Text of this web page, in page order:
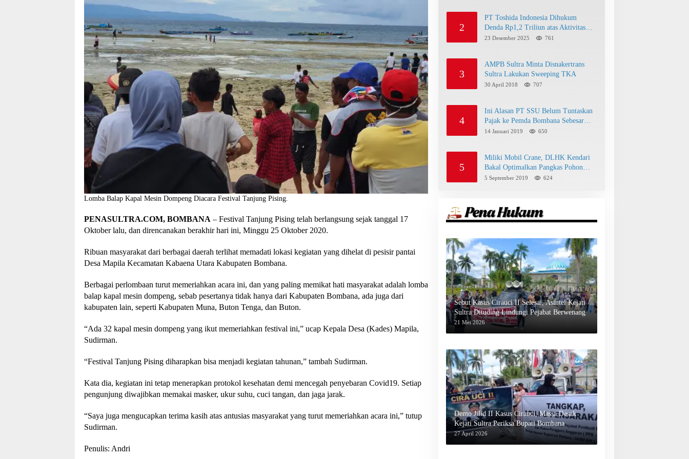
Lomba Balap Kapal Mesin Dompeng Diacara Festival Tanjung Pising.
PENASULTRA.COM, BOMBANA – Festival Tanjung Pising telah berlangsung sejak tanggal 17
Oktober lalu, dan direncanakan berakhir hari ini, Minggu 25 Oktober 2020.
Ribuan masyarakat dari berbagai daerah terlihat memadati lokasi kegiatan yang dihelat di pesisir pantai
Desa Mapila Kecamatan Kabaena Utara Kabupaten Bombana.
Berbagai perlombaan turut memeriahkan acara ini, dan yang paling memikat hati masyarakat adalah lomba
balap kapal mesin dompeng, sebab pesertanya tidak hanya dari Kabupaten Bombana, ada juga dari
kabupaten lain, seperti Kabupaten Muna, Buton Tenga, dan Buton.
“Ada 32 kapal mesin dompeng yang ikut memeriahkan festival ini,” ucap Kepala Desa (Kades) Mapila,
Sudirman.
“Festival Tanjung Pising diharapkan bisa menjadi kegiatan tahunan,” tambah Sudirman.
Kata dia, kegiatan ini tetap menerapkan protokol kesehatan demi mencegah penyebaran Covid19. Setiap
pengunjung diwajibkan memakai masker, ukur suhu, cuci tangan, dan jaga jarak.
“Saya juga mengucapkan terima kasih atas antusias masyarakat yang turut memeriahkan acara ini,” tutup
Sudirman.
Penulis: Andri
2
PT Toshida Indonesia Dihukum
Denda Rp1,2 Triliun atas Aktivitas
Tambang Ilegal
23 Desember 2025 761
3
AMPB Sultra Minta Disnakertrans
Sultra Lakukan Sweeping TKA
30 April 2018 707
4
Ini Alasan PT SSU Belum Tuntaskan
Pajak ke Pemda Bombana Sebesar
Rp8 Miliar
14 Januari 2019 650
5
Miliki Mobil Crane, DLHK Kendari
Bakal Optimalkan Pangkas Pohon
Peneduh
5 September 2019 624
Sebut Kasus Cirauci II Selesai, Asintel Kejati
Sultra Dituding Lindungi Pejabat Berwenang
21 Mei 2026
Demo Jilid II Kasus Cirauci, Massa Desak
Kejati Sultra Periksa Bupati Bombana
27 April 2026